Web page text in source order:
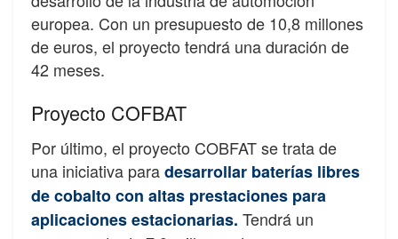
europea. Con un presupuesto de 10,8 millones
de euros, el proyecto tendrá una duración de
42 meses.
Proyecto COFBAT
Por último, el proyecto COBFAT se trata de
una iniciativa paradesarrollar baterías libres
de cobalto con altas prestaciones para
aplicaciones estacionarias. Tendrá un